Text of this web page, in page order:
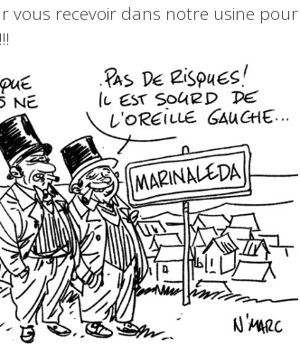
vous recevoir dans notre usine pour